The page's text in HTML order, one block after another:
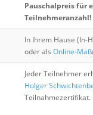
Pauschalpreis für
Teilnehmeranzahl!
In Ihrem Hause (In-
oder als Online-
Jeder Teilnehmer
Holger
Teilnahmezertifikat.